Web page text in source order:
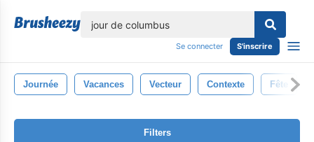
Se connecter S'inscrire
Journée Vacances Vecteur Contexte Fête
Filters